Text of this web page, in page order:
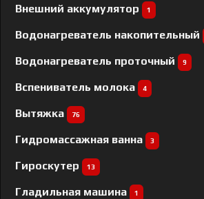
Внешний аккумулятор 1
Водонагреватель накопительный
Водонагреватель проточный 9
Вспениватель молока 4
Вытяжка 76
Гидромассажная ванна 3
Гироскутер 13
Гладильная машина 1